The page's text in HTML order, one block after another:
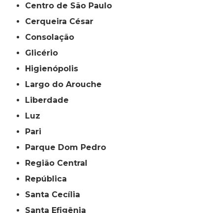
Centro de São Paulo
Cerqueira César
Consolação
Glicério
Higienópolis
Largo do Arouche
Liberdade
Luz
Pari
Parque Dom Pedro
Região Central
República
Santa Cecília
Santa Efigênia